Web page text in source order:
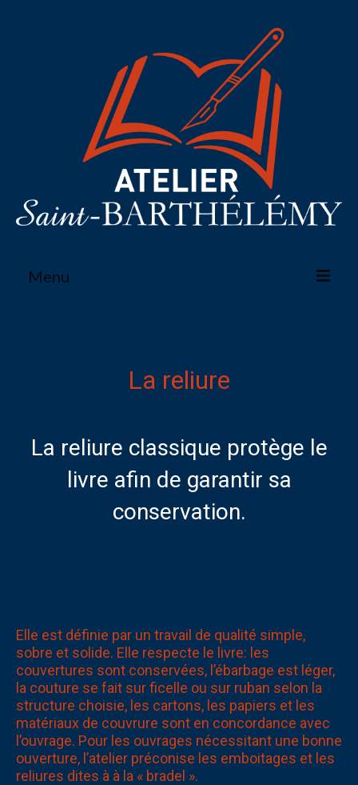
Menu
Reliure de création
Actualités
Contact
La reliure
La reliure classique protège le
livre afin de garantir sa
conservation.
Elle est définie par un travail de qualité simple,
sobre et solide. Elle respecte le livre: les
couvertures sont conservées, l’ébarbage est léger,
la couture se fait sur ficelle ou sur ruban selon la
structure choisie, les cartons, les papiers et les
matériaux de couvrure sont en concordance avec
l’ouvrage. Pour les ouvrages nécessitant une bonne
ouverture, l’atelier préconise les emboitages et les
reliures dites à à la « bradel ».